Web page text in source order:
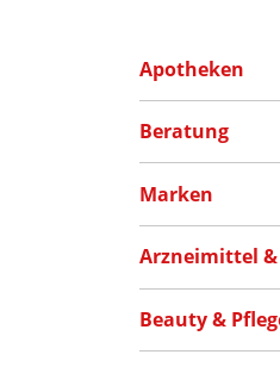
Apotheken
Beratung
Marken
Arzneimittel
Beauty &